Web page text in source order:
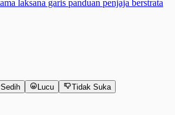
Sedih Lucu Tidak Suka